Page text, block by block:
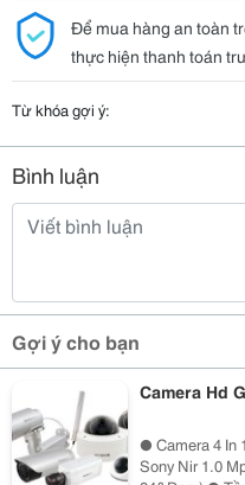
Để mua hàng an toàn
thực hiện thanh toán
Từ khóa gợi ý:
Bình luận
Gợi ý cho bạn
Camera Hd
● Camera 4 In 1 (Cvi,
Sony Nir 1.0 Mp ● Ống Kính: 2.8Mm (Góc